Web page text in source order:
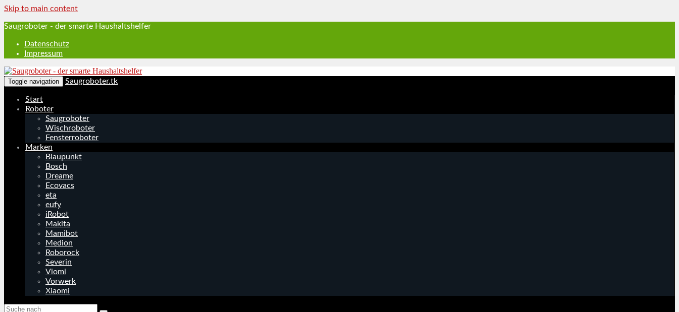
Skip to main content
Saugroboter - der smarte Haushaltshelfer
Datenschutz
Impressum
Toggle navigation Saugroboter.tk
Start
Roboter
Saugroboter
Wischroboter
Fensterroboter
Marken
Blaupunkt
Bosch
Dreame
Ecovacs
eta
eufy
iRobot
Makita
Mamibot
Medion
Roborock
Severin
Viomi
Vorwerk
Xiaomi